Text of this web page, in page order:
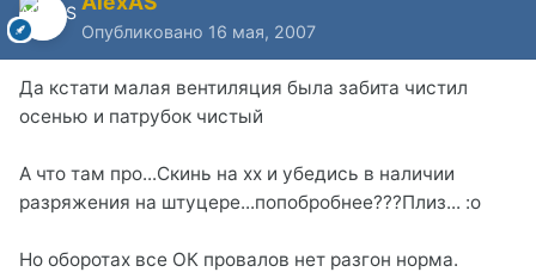
Опубликовано 16 мая, 2007
Да кстати малая вентиляция была забита чистил
осенью и патрубок чистый
А что там про...Скинь на хх и убедись в наличии
разряжения на штуцере...попобробнее???Плиз... :o
Но оборотах все ОК провалов нет разгон норма.